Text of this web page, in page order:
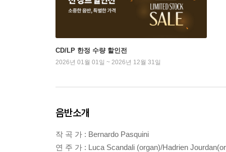
CD/LP 한정 수량 할인전
2026년 01월 01일 ~ 2026년 12월 31일
음반소개
작 곡 가 : Bernardo Pasquini
연 주 가 : Luca Scandali (organ)/Hadrien